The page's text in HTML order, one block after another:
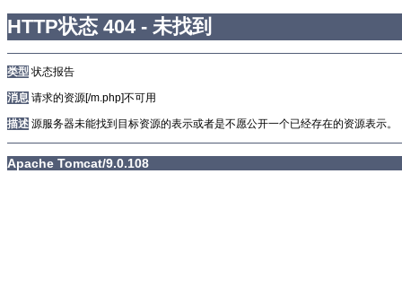
HTTP状态 404 - 未找到
类型 状态报告
消息 请求的资源[/m.php]不可用
描述 源服务器未能找到目标资源的表示或者是不愿公开一个已经存在的资源表示。
Apache Tomcat/9.0.108